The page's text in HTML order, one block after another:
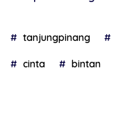
tanjungpinang
cinta bintan